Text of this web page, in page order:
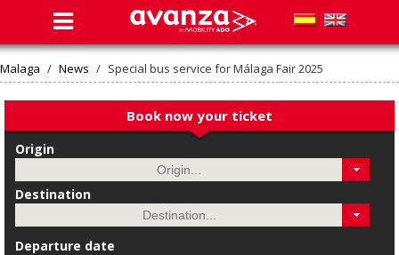
Malaga / News / Special bus service for Málaga Fair 2025
Book now your ticket
Origin
Destination
Departure date